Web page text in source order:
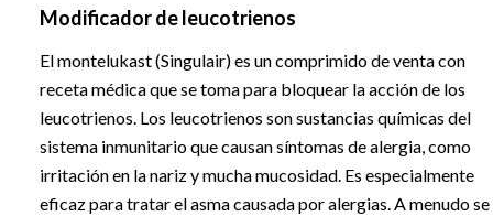
Modificador de leucotrienos
El montelukast (Singulair) es un comprimido de venta con
receta médica que se toma para bloquear la acción de los
leucotrienos. Los leucotrienos son sustancias químicas del
sistema inmunitario que causan síntomas de alergia, como
irritación en la nariz y mucha mucosidad. Es especialmente
eficaz para tratar el asma causada por alergias. A menudo se